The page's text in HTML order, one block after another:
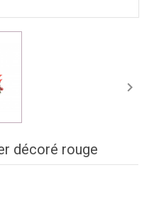

décoré rouge